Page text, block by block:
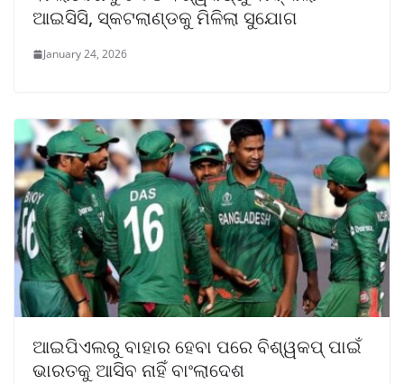
ଆଇସିସି, ସ୍କଟଲାଣ୍ଡକୁ ମିଳିଲା ସୁଯୋଗ
January 24, 2026
ଆଇପିଏଲରୁ ବାହାର ହେବା ପରେ ବିଶ୍ୱକପ୍ ପାଇଁ
ଭାରତକୁ ଆସିବ ନାହିଁ ବାଂଲାଦେଶ